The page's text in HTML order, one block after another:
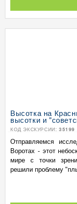
Высотка на
высотки и
КОД ЭКСКУРСИИ: 35199
Отправляемся
Воротах - этот
мире с точки
решили проблему